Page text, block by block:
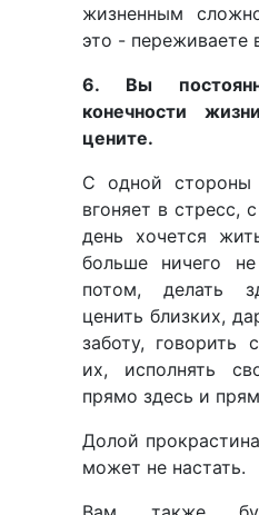
жизненным
это - переживаете
6. Вы
конечности
цените.
С одной
вгоняет в стресс,
день хочется
больше ничего
потом, делать
ценить близких,
заботу, говорить
их, исполнять
прямо здесь и
Долой
может не настать.